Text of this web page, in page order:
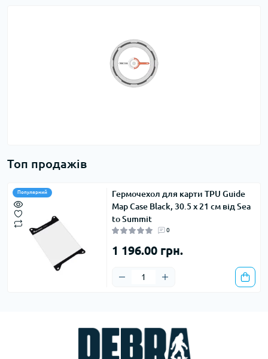
Топ продажів
Популярний
Гермочехол для карти TPU Guide
Map Case Black, 30.5 х 21 см від Sea
to Summit
0
1 196.00 грн.